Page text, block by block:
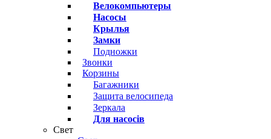
Велокомпьютеры
Насосы
Крылья
Замки
Подножки
Звонки
Корзины
Багажники
Защита велосипеда
Зеркала
Для насосів
Свет